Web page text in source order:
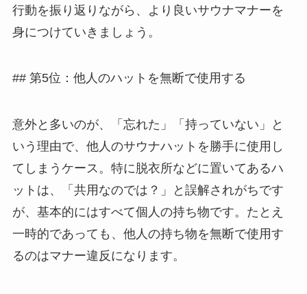
行動を振り返りながら、より良いサウナマナーを
身につけていきましょう。
## 第5位：他人のハットを無断で使用する
意外と多いのが、「忘れた」「持っていない」と
いう理由で、他人のサウナハットを勝手に使用し
てしまうケース。特に脱衣所などに置いてあるハ
ットは、「共用なのでは？」と誤解されがちです
が、基本的にはすべて個人の持ち物です。たとえ
一時的であっても、他人の持ち物を無断で使用す
るのはマナー違反になります。